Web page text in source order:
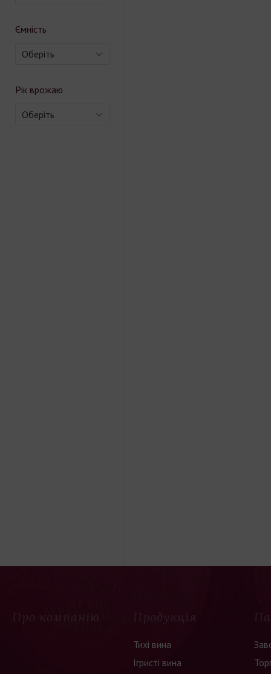
Ємність
Оберіть
Рік врожаю
Оберіть
Про компанію Продукція
Тихі вина
Ігристі вина